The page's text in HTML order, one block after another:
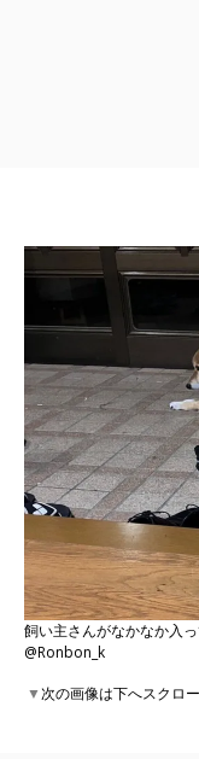
飼い主さんがなかなか入
@Ronbon_k
▼次の画像は下へスクロ